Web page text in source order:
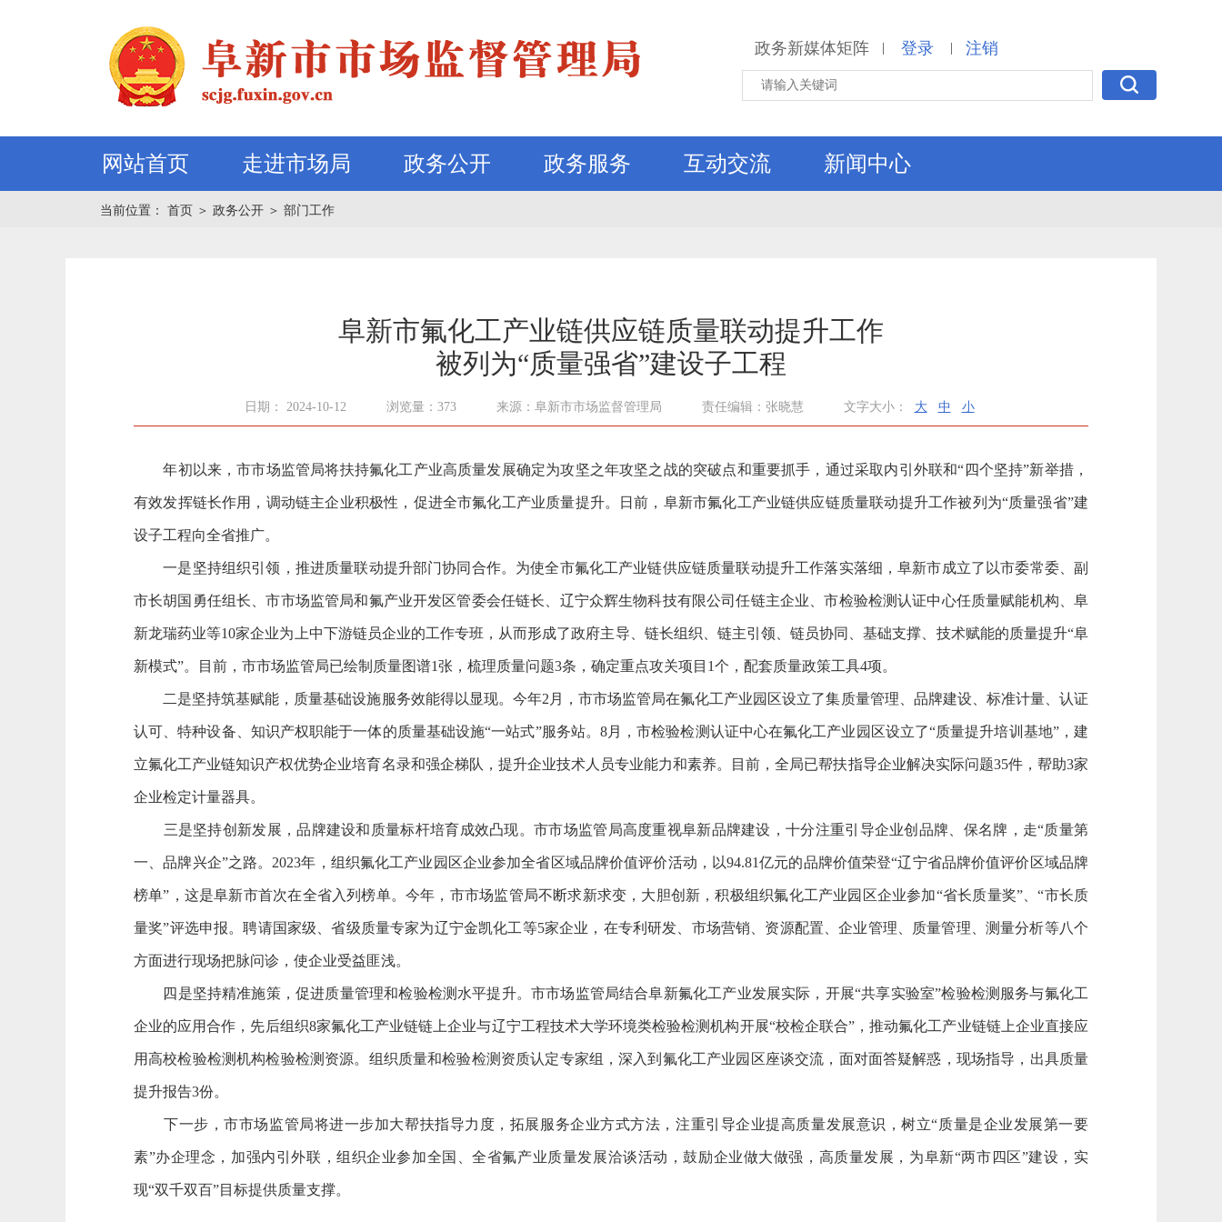
政务新媒体矩阵 | 登录 | 注销
网站首页 走进市场局 政务公开 政务服务 互动交流 新闻中心
当前位置： 首页 ＞ 政务公开 ＞ 部门工作
阜新市氟化工产业链供应链质量联动提升工作
被列为“质量强省”建设子工程
日期： 2024-10-12 浏览量：373 来源：阜新市市场监督管理局 责任编辑：张晓慧 文字大小： 大 中 小
年初以来，市市场监管局将扶持氟化工产业高质量发展确定为攻坚之年攻坚之战的突破点和重要抓手，通过采取内引外联和“四个坚持”新举措，
有效发挥链长作用，调动链主企业积极性，促进全市氟化工产业质量提升。日前，阜新市氟化工产业链供应链质量联动提升工作被列为“质量强省”建
设子工程向全省推广。
一是坚持组织引领，推进质量联动提升部门协同合作。为使全市氟化工产业链供应链质量联动提升工作落实落细，阜新市成立了以市委常委、副
市长胡国勇任组长、市市场监管局和氟产业开发区管委会任链长、辽宁众辉生物科技有限公司任链主企业、市检验检测认证中心任质量赋能机构、阜
新龙瑞药业等10家企业为上中下游链员企业的工作专班，从而形成了政府主导、链长组织、链主引领、链员协同、基础支撑、技术赋能的质量提升“阜
新模式”。目前，市市场监管局已绘制质量图谱1张，梳理质量问题3条，确定重点攻关项目1个，配套质量政策工具4项。
二是坚持筑基赋能，质量基础设施服务效能得以显现。今年2月，市市场监管局在氟化工产业园区设立了集质量管理、品牌建设、标准计量、认证
认可、特种设备、知识产权职能于一体的质量基础设施“一站式”服务站。8月，市检验检测认证中心在氟化工产业园区设立了“质量提升培训基地”，建
立氟化工产业链知识产权优势企业培育名录和强企梯队，提升企业技术人员专业能力和素养。目前，全局已帮扶指导企业解决实际问题35件，帮助3家
企业检定计量器具。
三是坚持创新发展，品牌建设和质量标杆培育成效凸现。市市场监管局高度重视阜新品牌建设，十分注重引导企业创品牌、保名牌，走“质量第
一、品牌兴企”之路。2023年，组织氟化工产业园区企业参加全省区域品牌价值评价活动，以94.81亿元的品牌价值荣登“辽宁省品牌价值评价区域品牌
榜单”，这是阜新市首次在全省入列榜单。今年，市市场监管局不断求新求变，大胆创新，积极组织氟化工产业园区企业参加“省长质量奖”、“市长质
量奖”评选申报。聘请国家级、省级质量专家为辽宁金凯化工等5家企业，在专利研发、市场营销、资源配置、企业管理、质量管理、测量分析等八个
方面进行现场把脉问诊，使企业受益匪浅。
四是坚持精准施策，促进质量管理和检验检测水平提升。市市场监管局结合阜新氟化工产业发展实际，开展“共享实验室”检验检测服务与氟化工
企业的应用合作，先后组织8家氟化工产业链链上企业与辽宁工程技术大学环境类检验检测机构开展“校检企联合”，推动氟化工产业链链上企业直接应
用高校检验检测机构检验检测资源。组织质量和检验检测资质认定专家组，深入到氟化工产业园区座谈交流，面对面答疑解惑，现场指导，出具质量
提升报告3份。
下一步，市市场监管局将进一步加大帮扶指导力度，拓展服务企业方式方法，注重引导企业提高质量发展意识，树立“质量是企业发展第一要
素”办企理念，加强内引外联，组织企业参加全国、全省氟产业质量发展洽谈活动，鼓励企业做大做强，高质量发展，为阜新“两市四区”建设，实
现“双千双百”目标提供质量支撑。